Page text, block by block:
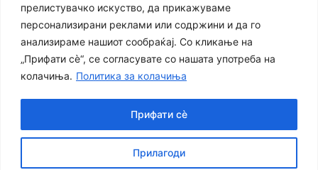
прелистувачко искуство, да прикажуваме
персонализирани реклами или содржини и да го
анализираме нашиот сообраќај. Со кликање на
„Прифати сè“, се согласувате со нашата употреба на
колачиња. Политика за колачиња
Прилагоди
Прифати сè
за заштита на печатени медиуми